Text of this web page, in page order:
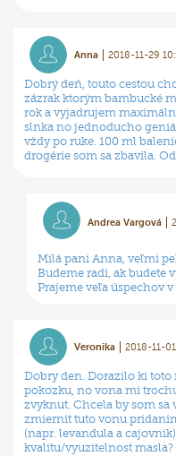
Anna 2018-11-29
Dobrý deň, touto cestou
zázrak ktorým bambucké
rok a vyjadrujem
slnka no jednoducho
vždy po ruke. 100 ml
drogérie som sa zbavila.
Andrea Vargová
Milá pani Anna, veľmi
Budeme radi, ak budete
Prajeme veľa úspechov
Veronika 2018-11-
Dobry den. Dorazilo ki toto
pokozku, no vona mi
zvyknut. Chcela by som sa
zmiernit tuto vonu
(napr. levandula a
kvalitu/vyuzitelnost masla?